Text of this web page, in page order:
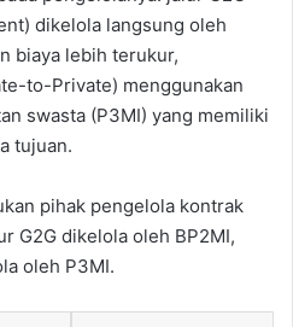
dikelola langsung oleh
biaya lebih terukur,
to-Private) menggunakan
swasta (P3MI) yang memiliki
tujuan.
pihak pengelola kontrak
G2G dikelola oleh BP2MI,
oleh P3MI.